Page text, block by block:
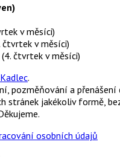
v měsíci)
čtvrtek v měsíci)
čtvrtek v měsíci)
.
pozměňování a přenášení
stránek jakékoliv formě,
osobních údajů